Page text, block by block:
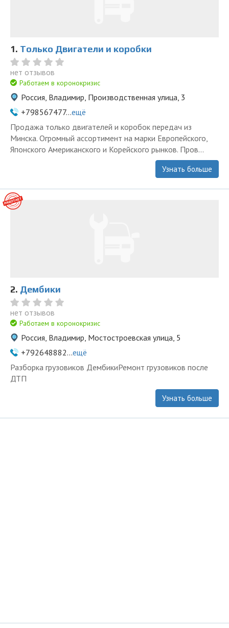
1. Только Двигатели и коробки
нет отзывов
Работаем в коронокризис
Россия, Владимир, Производственная улица, 3
+798567477...ещё
Продажа только двигателей и коробок передач из
Минска. Огромный ассортимент на марки Европейского,
Японского Американского и Корейского рынков. Пров...
Узнать больше
2. Дембики
нет отзывов
Работаем в коронокризис
Россия, Владимир, Мостостроевская улица, 5
+792648882...ещё
Разборка грузовиков ДембикиРемонт грузовиков после
ДТП
Узнать больше